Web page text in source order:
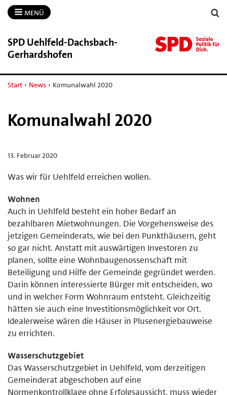
MENÜ
SPD Uehlfeld-​Dachsbach-​
Gerhardshofen
Start › News › Komunalwahl 2020
Komunalwahl 2020
13. Februar 2020
Was wir für Uehlfeld erreichen wollen.
Wohnen
Auch in Uehlfeld besteht ein hoher Bedarf an
bezahlbaren Mietwohnungen. Die Vorgehensweise des
jetzigen Gemeinderats, wie bei den Punkthäusern, geht
so gar nicht. Anstatt mit auswärtigen Investoren zu
planen, sollte eine Wohnbaugenossenschaft mit
Beteiligung und Hilfe der Gemeinde gegründet werden.
Darin können interessierte Bürger mit entscheiden, wo
und in welcher Form Wohnraum entsteht. Gleichzeitig
hätten sie auch eine Investitionsmöglichkeit vor Ort.
Idealerweise wären die Häuser in Plusenergiebauweise
zu errichten.
Wasserschutzgebiet
Das Wasserschutzgebiet in Uehlfeld, vom derzeitigen
Gemeinderat abgeschoben auf eine
Normenkontrollklage ohne Erfolgsaussicht, muss wieder